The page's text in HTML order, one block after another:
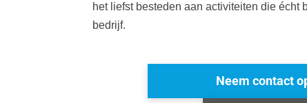
het liefst besteden aan activiteiten die écht
bedrijf.
Neem contact